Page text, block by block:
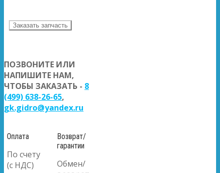
Заказать запчасть
ПОЗВОНИТЕ ИЛИ
НАПИШИТЕ НАМ,
ЧТОБЫ ЗАКАЗАТЬ - 8
(499) 638-26-65,
gk.gidro@yandex.ru
Оплата
По счету
(с НДС)
Возврат/
гарантии
Обмен/